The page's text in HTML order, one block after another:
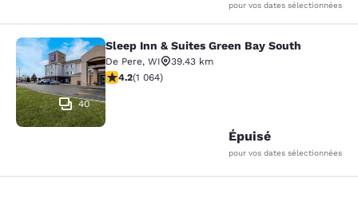
pour vos dates sélectionnées
Sleep Inn & Suites Green Bay South
40
Sleep Inn & Suites Green Bay South
De Pere, WI
39.43 km
4.2 étoiles. Excellent. 1064 commentaires
4.2(1 064)
Épuisé
pour vos dates sélectionnées